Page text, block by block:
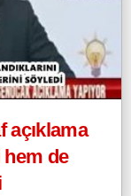
açıklama
hem de